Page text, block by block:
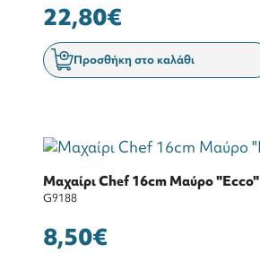
22,80€
Προσθήκη στο καλάθι
Μαχαίρι Chef 16cm Μαύρο "Ecco"
G9188
8,50€